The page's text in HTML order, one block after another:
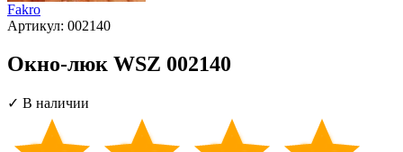
Fakro
Артикул: 002140
Окно-люк WSZ 002140
✓ В наличии